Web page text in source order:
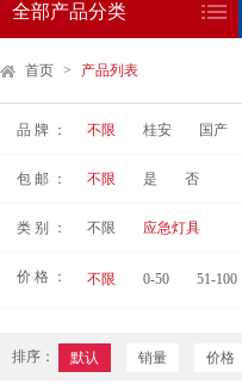
全部产品分类
首页 > 产品列表
品 牌 ： 不限 桂安 国产
包 邮 ： 不限 是 否
类 别 ： 不限 应急灯具
价 格 ： 不限 0-50 51-100
排序： 默认 销量 价格